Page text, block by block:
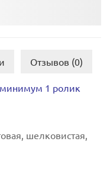
Отзывов (0)
минимум 1 ролик
шелковистая,